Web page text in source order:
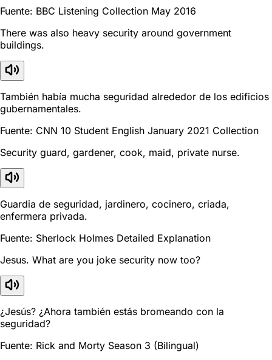
Fuente: BBC Listening Collection May 2016
There was also heavy security around government
buildings.
También había mucha seguridad alrededor de los edificios
gubernamentales.
Fuente: CNN 10 Student English January 2021 Collection
Security guard, gardener, cook, maid, private nurse.
Guardia de seguridad, jardinero, cocinero, criada,
enfermera privada.
Fuente: Sherlock Holmes Detailed Explanation
Jesus. What are you joke security now too?
¿Jesús? ¿Ahora también estás bromeando con la
seguridad?
Fuente: Rick and Morty Season 3 (Bilingual)